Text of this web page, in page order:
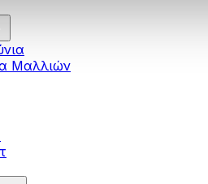
Μαλλιών